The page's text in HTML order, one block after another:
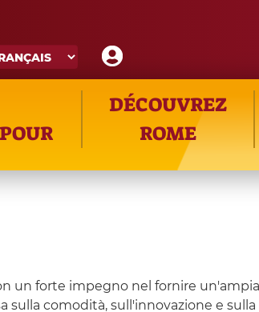
DÉCOUVREZ
ROME
un forte impegno nel fornire
sulla comodità, sull'innovazione e